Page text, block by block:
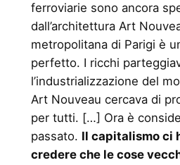
ferroviarie sono ancora
dall’architettura Art
metropolitana di Parigi è
perfetto. I ricchi
l’industrializzazione del
Art Nouveau cercava di
per tutti. […] Ora è
passato. Il capitalismo ci
credere che le cose